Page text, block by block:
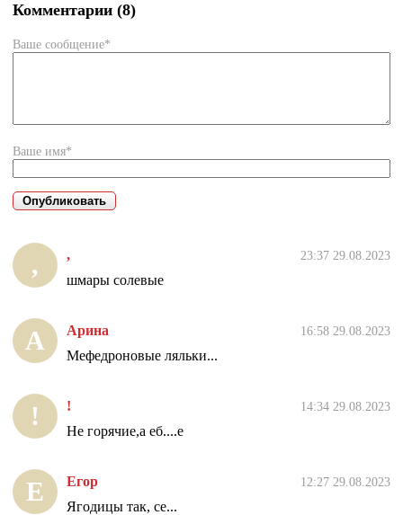
Комментарии (8)
Ваше сообщение*
Ваше имя*
, , 23:37 29.08.2023
шмары солевые
А Арина 16:58 29.08.2023
Мефедроновые ляльки...
! ! 14:34 29.08.2023
Не горячие,а еб....е
Е Егор 12:27 29.08.2023
Ягодицы так, се...